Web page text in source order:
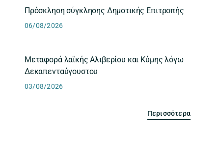
Πρόσκληση σύγκλησης Δημοτικής Επιτροπής
06/08/2026
Μεταφορά λαϊκής Αλιβερίου και Κύμης λόγω
Δεκαπενταύγουστου
03/08/2026
Περισσότερα